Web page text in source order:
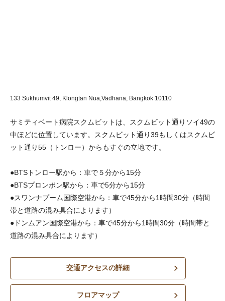
133 Sukhumvit 49, Klongtan Nua,Vadhana, Bangkok 10110
サミティベート病院スクムビットは、スクムビット通りソイ49の
中ほどに位置しています。スクムビット通り39もしくはスクムビ
ット通り55（トンロー）からもすぐの立地です。
●BTSトンロー駅から：車で５分から15分
●BTSプロンポン駅から：車で5分から15分
●スワンナプーム国際空港から：車で45分から1時間30分（時間
帯と道路の混み具合によります）
●ドンムアン国際空港から：車で45分から1時間30分（時間帯と
道路の混み具合によります）
交通アクセスの詳細
フロアマップ